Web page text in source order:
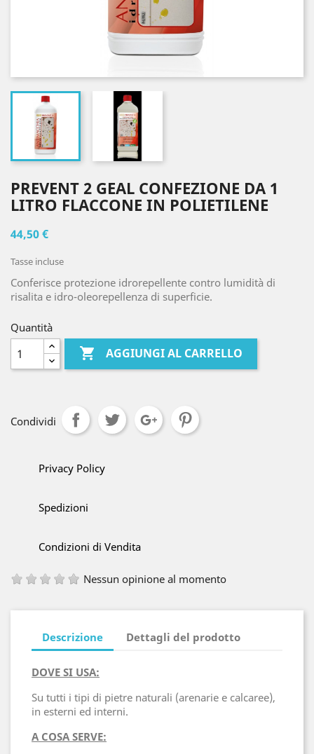
PREVENT 2 GEAL CONFEZIONE DA 1
LITRO FLACCONE IN POLIETILENE
44,50 €
Tasse incluse
Conferisce protezione idrorepellente contro lumidità di
risalita e idro-oleorepellenza di superficie.
Quantità
 AGGIUNGI AL CARRELLO
Condividi
Privacy Policy
Spedizioni
Condizioni di Vendita
Nessun opinione al momento
Descrizione Dettagli del prodotto
DOVE SI USA:
Su tutti i tipi di pietre naturali (arenarie e calcaree),
in esterni ed interni.
A COSA SERVE: